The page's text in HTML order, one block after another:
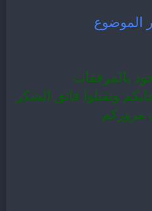
الموضوع
بالمرفقات
وتقبلوا فائق الشكر
مروركم